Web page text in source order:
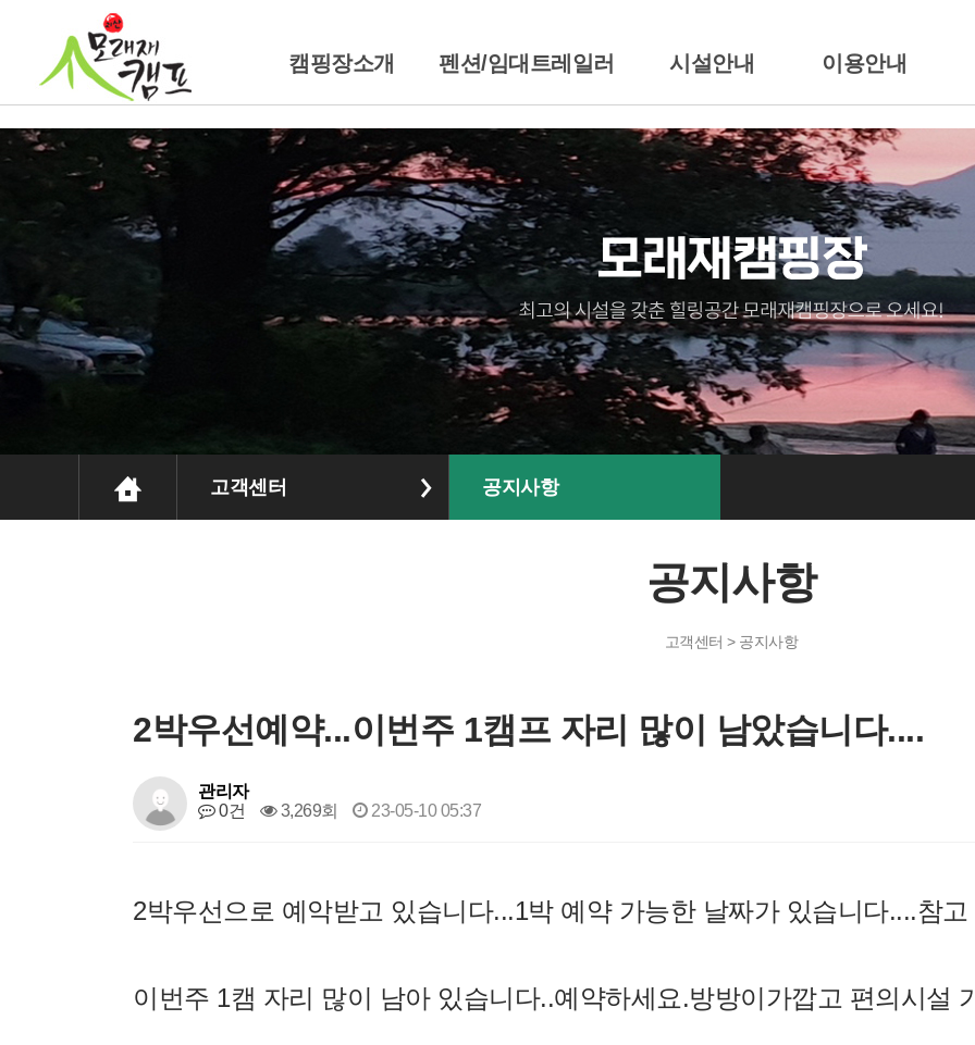
캠핑장소개 펜션/임대트레일러 시설안내 이용안내
위치및교통안내
트레일러임대
시설안내
이용준수사항
땡
고객센터 공지사항
공지사항
고객센터 > 공지사항
2박우선예약...이번주 1캠프 자리 많이 남았습니다....
관리자
0건
3,269회 23-05-10 05:37
2박우선으로 예악받고 있습니다...1박 예약 가능한 날짜가 있습니다....참
이번주 1캠 자리 많이 남아 있습니다..예약하세요.방방이가깝고 편의시설